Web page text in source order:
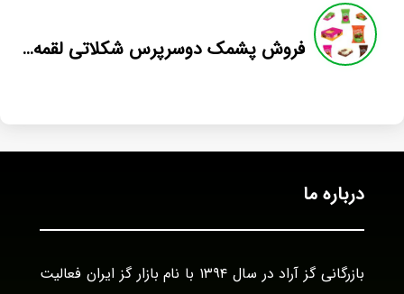
فروش پشمک دوسرپرس شکلاتی لقمه فله
درباره ما
بازرگانی گز آراد در سال ۱۳۹۴ با نام بازار گز ایران فعالیت